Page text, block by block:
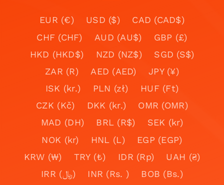
EUR (€) USD ($)
CAD (CAD$)
CHF (CHF)
AUD (AU$)
GBP (£)
HKD (HKD$)
NZD (NZ$)
SGD (S$)
ZAR (R)
AED (AED)
JPY (¥)
ISK (kr.)
PLN (zł)
HUF (Ft)
CZK (Kč)
DKK (kr.)
OMR (OMR)
MAD (DH)
BRL (R$)
SEK (kr)
NOK (kr)
HNL (L)
EGP (EGP)
KRW (₩)
TRY (₺) IDR (Rp)
UAH (₴)
IRR (﷼)
INR (Rs. )
BOB (Bs.)